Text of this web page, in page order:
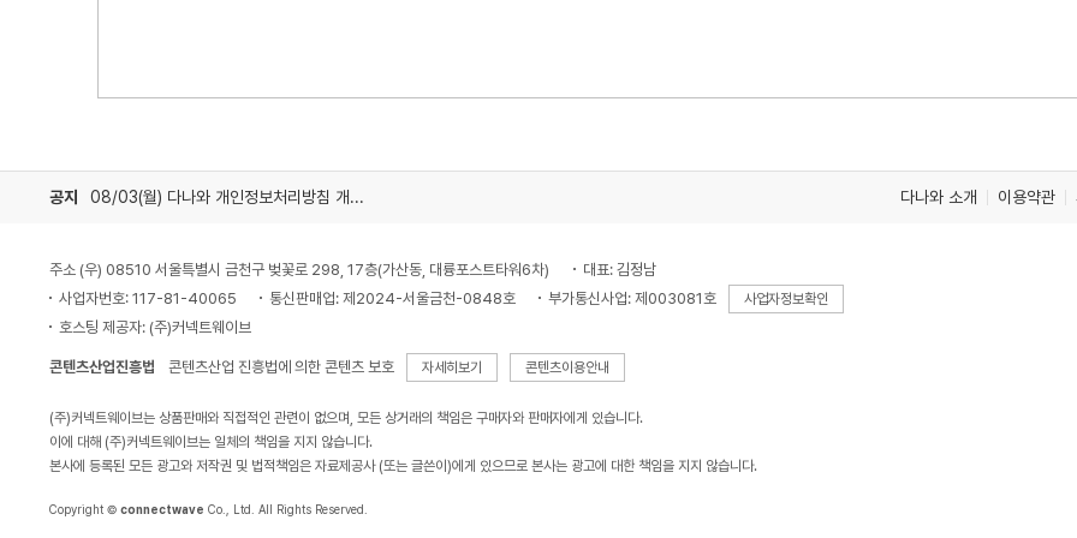
공지 08/03(월) 다나와 개인정보처리방침 개정 안내 다나와 소개 이용약관
주소 (우) 08510 서울특별시 금천구 벚꽃로 298, 17층(가산동, 대륭포스트타워6차)
대표: 김정남
사업자번호: 117-81-40065
통신판매업: 제2024-서울금천-0848호 부가통신사업: 제003081호 사업자정보확인
호스팅 제공자: (주)커넥트웨이브
콘텐츠산업진흥법 콘텐츠산업 진흥법에 의한 콘텐츠 보호 자세히보기 콘텐츠이용안내
(주)커넥트웨이브는 상품판매와 직접적인 관련이 없으며, 모든 상거래의 책임은 구매자와 판매자에게 있습니다.
이에 대해 (주)커넥트웨이브는 일체의 책임을 지지 않습니다.
본사에 등록된 모든 광고와 저작권 및 법적책임은 자료제공사 (또는 글쓴이)에게 있으므로 본사는 광고에 대한 책임을 지지 않습니다.
Copyright © connectwave Co., Ltd. All Rights Reserved.